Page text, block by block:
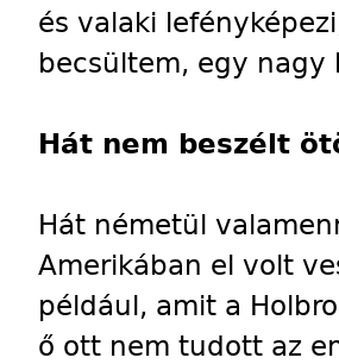
és valaki
becsültem, egy
Hát nem beszélt
Hát németül
Amerikában el volt
például, amit a
ő ott nem tudott az